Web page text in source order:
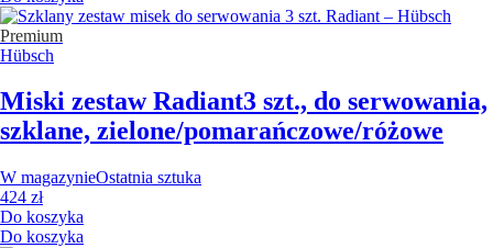
Premium
Hübsch
Miski zestaw Radiant3 szt., do serwowania,
szklane, zielone/pomarańczowe/różowe
W magazynieOstatnia sztuka
424 zł
Do koszyka
Do koszyka